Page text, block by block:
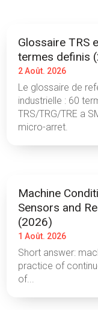
Glossaire TRS
termes definis
2 Août. 2026
Le glossaire de
industrielle : 60
TRS/TRG/TRE a
micro-arret.
Machine
Sensors and
(2026)
1 Août. 2026
Short answer:
practice of
of...